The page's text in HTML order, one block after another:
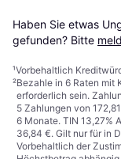
Haben Sie etwas
gefunden? Bitte
¹Vorbehaltlich
²Bezahle in 6 Raten mit
erforderlich sein.
5 Zahlungen von
6 Monate. TIN 13,27%
36,84 €. Gilt nur für in
Vorbehaltlich der